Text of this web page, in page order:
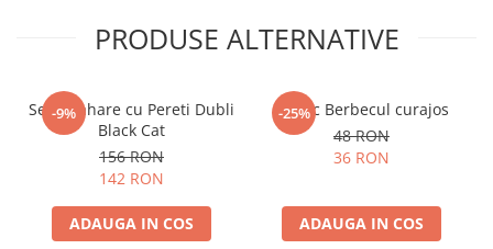
PRODUSE ALTERNATIVE
-9%
Set 4 Pahare cu Pereti Dubli
Black Cat
156 RON
142 RON
ADAUGA IN COS
-25%
Breloc Berbecul curajos
48 RON
36 RON
ADAUGA IN COS